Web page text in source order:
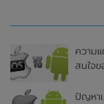
ความ
สนใจข
ปัญหา